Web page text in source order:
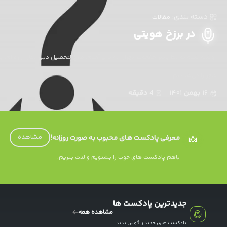
پادکست
آریانا تا افغانستان؛
جاودان
یاسر حقجو مقدمه نام یک سرزمین
#دسته بندی: مقالات
مقالات
در برزخ هویتی
نوشته شده توسط یاسر حقجودر تهران به دنیا آمدم، فارغ‌التحصیل دبیرستان
معرفی پادکست های محبوب به صورت روزانه!
باهم پادکست های خوب را بشنویم و لذت ببریم.
مشاهده
جدیدترین پادکست ها
پادکست های جدید را گوش بدید
مشاهده همه